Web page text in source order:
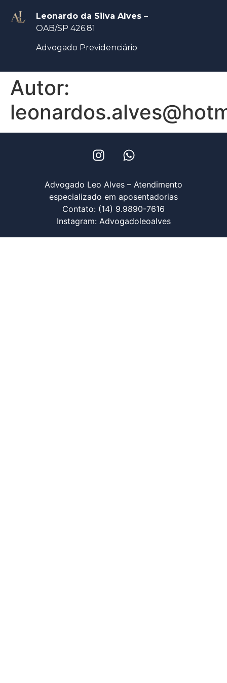
Leonardo da Silva Alves –
OAB/SP 426.81
Advogado Previdenciário
Autor:
Advogado Leo Alves – Atendimento
especializado em aposentadorias
Contato: (14) 9.9890-7616
Instagram: Advogadoleoalves